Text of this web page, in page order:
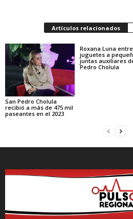
Artículos relacionados
San Pedro Cholula
recibió a más de 475 mil
paseantes en el 2023
Roxana Luna
juguetes a
juntas auxiliares
Pedro Cholula